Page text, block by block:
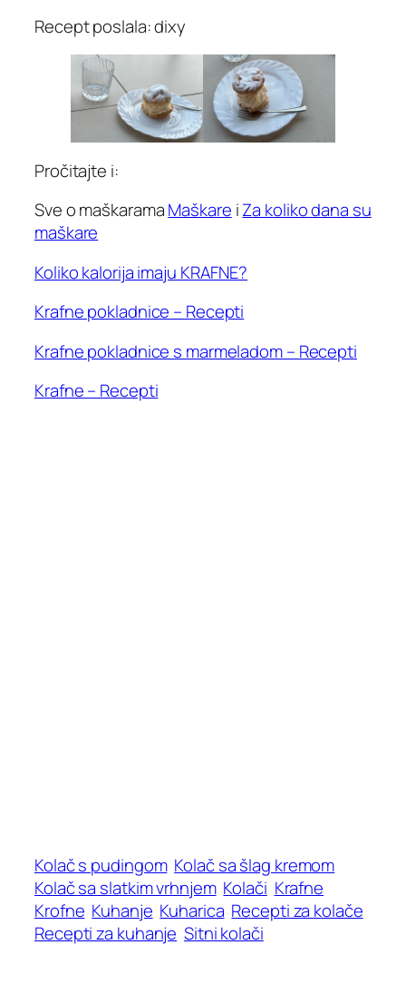
Recept poslala: dixy
Pročitajte i:
Sve o maškaramaMaškare iZa koliko dana su
maškare
Koliko kalorija imaju KRAFNE?
Krafne pokladnice – Recepti
Krafne pokladnice s marmeladom – Recepti
Krafne – Recepti
Kolač s pudingom Kolač sa šlag kremom
Kolač sa slatkim vrhnjem Kolači Krafne
Krofne Kuhanje Kuharica Recepti za kolače
Recepti za kuhanje Sitni kolači